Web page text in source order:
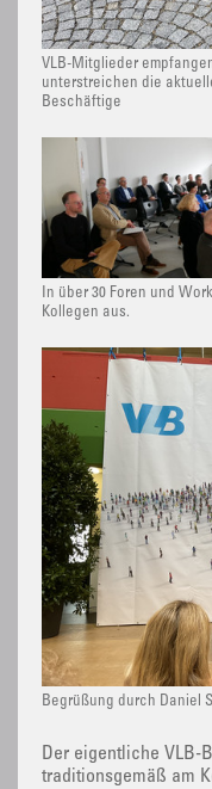
VLB-Mitglieder
unterstreichen die
Beschäftige
In über 30 Foren und
Kollegen aus.
Begrüßung durch Daniel
Der eigentliche VLB-
traditionsgemäß am